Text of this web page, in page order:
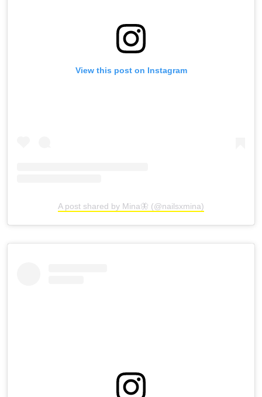
View this post on Instagram
A post shared by Mina🦋 (@nailsxmina)